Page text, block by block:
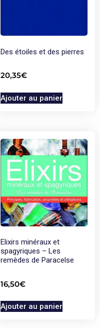
Des étoiles et des pierres
20,35€
Ajouter au panier
Elixirs minéraux et
spagyriques – Les
remèdes de Paracelse
16,50€
Ajouter au panier